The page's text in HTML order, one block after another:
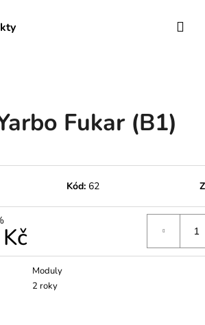
Fukar (B1)
Kód: 62
Moduly
2 roky